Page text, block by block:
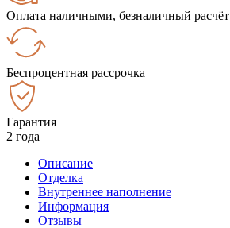
Оплата наличными, безналичный расчёт
Беспроцентная рассрочка
Гарантия
2 года
Описание
Отделка
Внутреннее наполнение
Информация
Отзывы